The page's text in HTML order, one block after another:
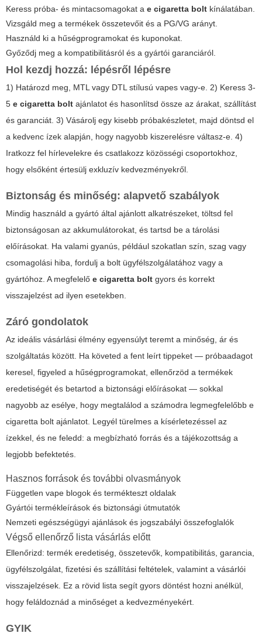
Keress próba- és mintacsomagokat a e cigaretta bolt kínálatában.
Vizsgáld meg a termékek összetevőit és a PG/VG arányt.
Használd ki a hűségprogramokat és kuponokat.
Győződj meg a kompatibilitásról és a gyártói garanciáról.
Hol kezdj hozzá: lépésről lépésre
1) Határozd meg, MTL vagy DTL stílusú vapes vagy-e. 2) Keress 3-
5 e cigaretta bolt ajánlatot és hasonlítsd össze az árakat, szállítást
és garanciát. 3) Vásárolj egy kisebb próbakészletet, majd döntsd el
a kedvenc ízek alapján, hogy nagyobb kiszerelésre váltasz-e. 4)
Iratkozz fel hírlevelekre és csatlakozz közösségi csoportokhoz,
hogy elsőként értesülj exkluzív kedvezményekről.
Biztonság és minőség: alapvető szabályok
Mindig használd a gyártó által ajánlott alkatrészeket, töltsd fel
biztonságosan az akkumulátorokat, és tartsd be a tárolási
előírásokat. Ha valami gyanús, például szokatlan szín, szag vagy
csomagolási hiba, fordulj a bolt ügyfélszolgálatához vagy a
gyártóhoz. A megfelelő e cigaretta bolt gyors és korrekt
visszajelzést ad ilyen esetekben.
Záró gondolatok
Az ideális vásárlási élmény egyensúlyt teremt a minőség, ár és
szolgáltatás között. Ha követed a fent leírt tippeket — próbaadagot
keresel, figyeled a hűségprogramokat, ellenőrzöd a termékek
eredetiségét és betartod a biztonsági előírásokat — sokkal
nagyobb az esélye, hogy megtalálod a számodra legmegfelelőbb e
cigaretta bolt ajánlatot. Legyél türelmes a kísérletezéssel az
ízekkel, és ne feledd: a megbízható forrás és a tájékozottság a
legjobb befektetés.
Hasznos források és további olvasmányok
Független vape blogok és termékteszt oldalak
Gyártói termékleírások és biztonsági útmutatók
Nemzeti egészségügyi ajánlások és jogszabályi összefoglalók
Végső ellenőrző lista vásárlás előtt
Ellenőrizd: termék eredetiség, összetevők, kompatibilitás, garancia,
ügyfélszolgálat, fizetési és szállítási feltételek, valamint a vásárlói
visszajelzések. Ez a rövid lista segít gyors döntést hozni anélkül,
hogy feláldoznád a minőséget a kedvezményekért.
GYIK